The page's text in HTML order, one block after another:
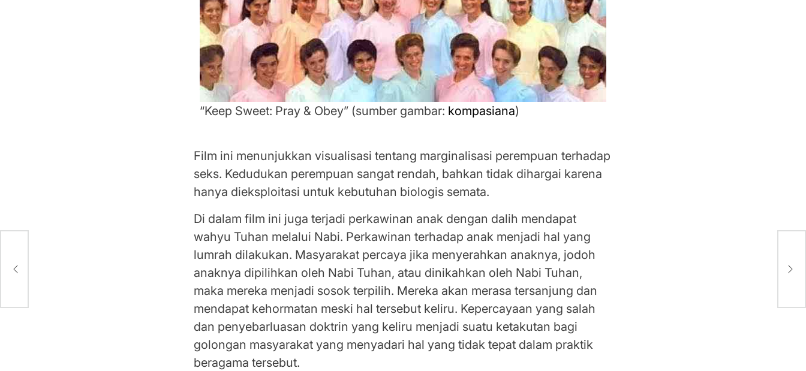
“Keep Sweet: Pray & Obey” (sumber gambar: kompasiana)
Film ini menunjukkan visualisasi tentang marginalisasi perempuan terhadap
seks. Kedudukan perempuan sangat rendah, bahkan tidak dihargai karena
hanya dieksploitasi untuk kebutuhan biologis semata.
Di dalam film ini juga terjadi perkawinan anak dengan dalih mendapat
wahyu Tuhan melalui Nabi. Perkawinan terhadap anak menjadi hal yang
lumrah dilakukan. Masyarakat percaya jika menyerahkan anaknya, jodoh
anaknya dipilihkan oleh Nabi Tuhan, atau dinikahkan oleh Nabi Tuhan,
maka mereka menjadi sosok terpilih. Mereka akan merasa tersanjung dan
mendapat kehormatan meski hal tersebut keliru. Kepercayaan yang salah
dan penyebarluasan doktrin yang keliru menjadi suatu ketakutan bagi
golongan masyarakat yang menyadari hal yang tidak tepat dalam praktik
beragama tersebut.